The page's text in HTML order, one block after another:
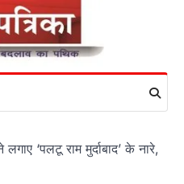
‘पलटू राम मुर्दाबाद’ के नारे,